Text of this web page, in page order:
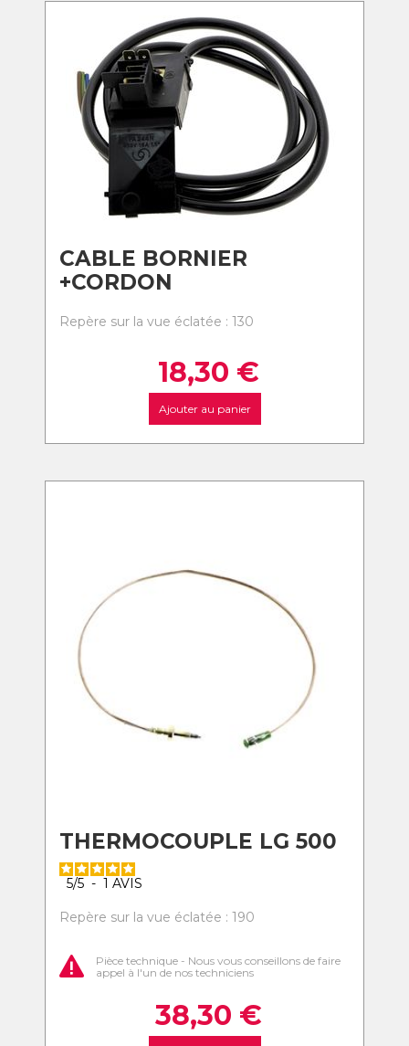
CABLE BORNIER
+CORDON
Repère sur la vue éclatée : 130
18,30 €
Ajouter au panier
THERMOCOUPLE LG 500
5/5 - 1 AVIS
Repère sur la vue éclatée : 190
Pièce technique - Nous vous conseillons de faire
appel à l'un de nos techniciens
38,30 €